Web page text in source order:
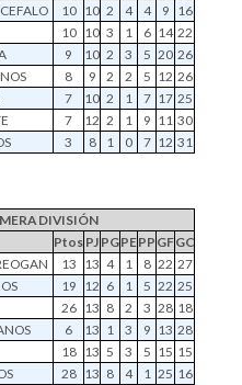
10 10 2 4 4 9 16
10 10 3 1 6 14 22
9 10 2 3 5 20 26
8 9 2 2 5 12 26
7 10 2 1 7 17 25
7 12 2 1 9 11 30
3 8 1 0 7 12 31
DIVISIÓN
Ptos PJ PGPEPP GFGC
13 13 4 1 8 22 27
19 12 6 1 5 22 25
26 13 8 2 3 28 18
6 13 1 3 9 13 28
18 13 5 3 5 15 15
28 13 8 4 1 25 16